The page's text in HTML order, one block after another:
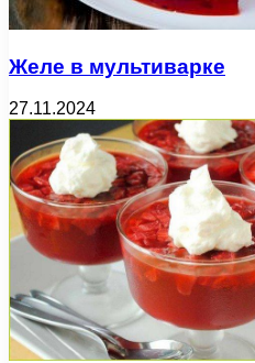
Желе в мультиварке
27.11.2024